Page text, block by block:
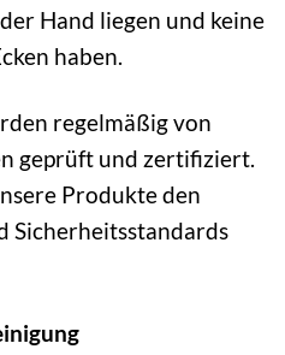
Hand liegen und keine
haben.
regelmäßig von
geprüft und zertifiziert.
Produkte den
Sicherheitsstandards